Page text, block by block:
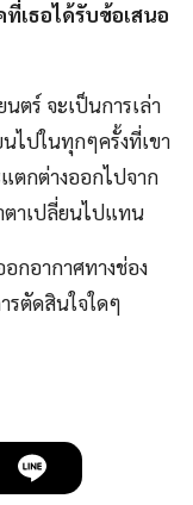
เธอได้รับข้อเสนอ
ตร์ จะเป็นการเล่า
นไปในทุกๆครั้งที่เขา
ตกต่างออกไปจาก
ตาเปลี่ยนไปแทน
อกอากาศทางช่อง
รตัดสินใจใดๆ